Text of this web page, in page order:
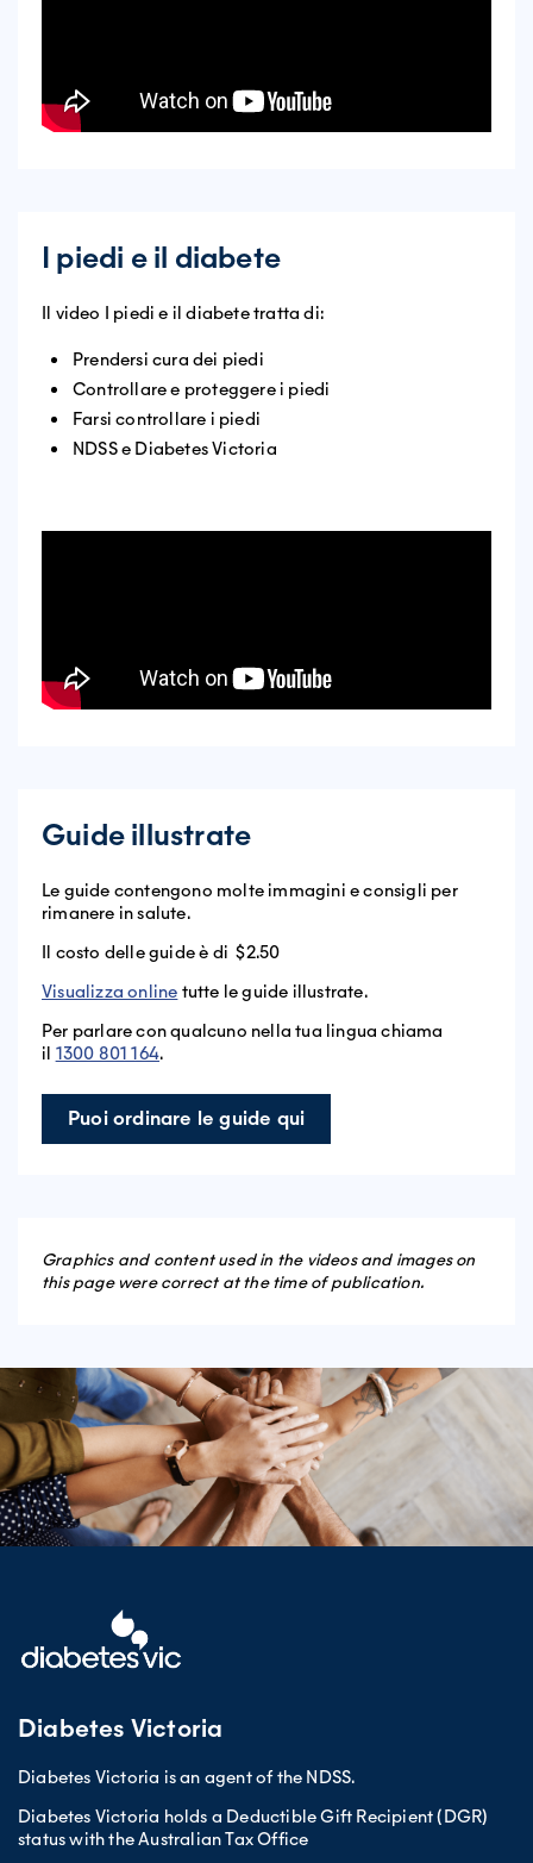
I piedi e il diabete
Il video I piedi e il diabete tratta di:
Prendersi cura dei piedi
Controllare e proteggere i piedi
Farsi controllare i piedi
NDSS e Diabetes Victoria
Guide illustrate
Le guide contengono molte immagini e consigli per
rimanere in salute.
Il costo delle guide è di $2.50
Visualizza online tutte le guide illustrate.
Per parlare con qualcuno nella tua lingua chiama
il 1300 801 164.
Puoi ordinare le guide qui
Graphics and content used in the videos and images on
this page were correct at the time of publication.
Diabetes Victoria
Diabetes Victoria is an agent of the NDSS.
Diabetes Victoria holds a Deductible Gift Recipient (DGR)
status with the Australian Tax Office